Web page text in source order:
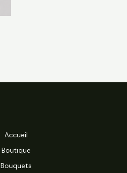
Accueil
Boutique
Bouquets